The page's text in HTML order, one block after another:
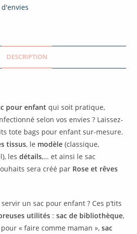
DESCRIPTION
pour enfant qui soit pratique,
selon vos envies ? Laissez-
tote bags pour enfant sur-mesure.
tissus, le modèle (classique,
lesdétails,… et ainsi le sac
sera créé par Rose et rêves
un sac pour enfant ? Ces p’tits
utilités :sac de bibliothèque,
pour « faire comme maman »,sac